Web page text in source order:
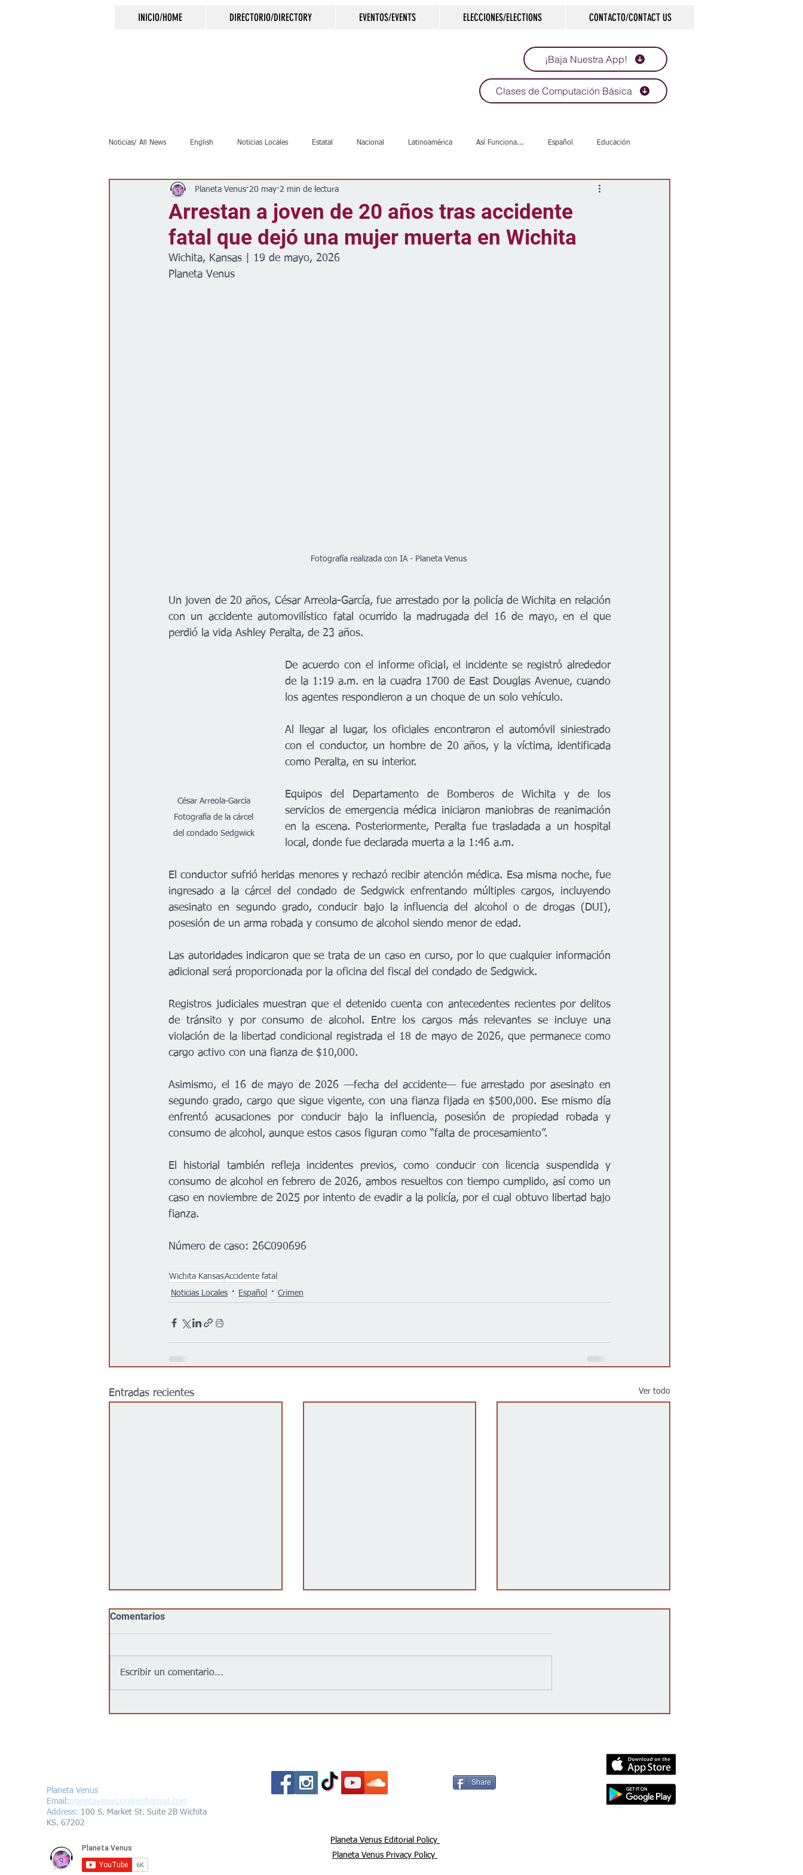
INICIO/HOME DIRECTORIO/DIRECTORY EVENTOS/EVENTS ELECCIONES/ELECTIONS CONTACTO/CONTACT US
¡Baja Nuestra App!
Clases de Computación Básica
Noticias/ All News English Noticias Locales Estatal Nacional Latinoamérica Así Funciona... Español Educación
Inmigración Crimen Negocios Salud Arte & Cultura
Clima Vivienda Escuelas Calles Desamparados Carreteras Comunidad Historias que inspiran
Arrestan a joven de 20 años tras accidente
fatal que dejó una mujer muerta en Wichita
Planeta Venus 20 may 2 min de lectura
Wichita, Kansas | 19 de mayo, 2026
Planeta Venus
Fotografía realizada con IA - Planeta Venus
Un joven de 20 años, César Arreola-García, fue arrestado por la policía de Wichita en relación
con un accidente automovilístico fatal ocurrido la madrugada del 16 de mayo, en el que
perdió la vida Ashley Peralta, de 23 años.
César Arreola-García
Fotografía de la cárcel
del condado Sedgwick
De acuerdo con el informe oficial, el incidente se registró alrededor
de la 1:19 a.m. en la cuadra 1700 de East Douglas Avenue, cuando
los agentes respondieron a un choque de un solo vehículo.
Al llegar al lugar, los oficiales encontraron el automóvil siniestrado
con el conductor, un hombre de 20 años, y la víctima, identificada
como Peralta, en su interior.
Equipos del Departamento de Bomberos de Wichita y de los
servicios de emergencia médica iniciaron maniobras de reanimación
en la escena. Posteriormente, Peralta fue trasladada a un hospital
local, donde fue declarada muerta a la 1:46 a.m.
El conductor sufrió heridas menores y rechazó recibir atención médica. Esa misma noche, fue
ingresado a la cárcel del condado de Sedgwick enfrentando múltiples cargos, incluyendo
asesinato en segundo grado, conducir bajo la influencia del alcohol o de drogas (DUI),
posesión de un arma robada y consumo de alcohol siendo menor de edad.
Las autoridades indicaron que se trata de un caso en curso, por lo que cualquier información
adicional será proporcionada por la oficina del fiscal del condado de Sedgwick.
Registros judiciales muestran que el detenido cuenta con antecedentes recientes por delitos
de tránsito y por consumo de alcohol. Entre los cargos más relevantes se incluye una
violación de la libertad condicional registrada el 18 de mayo de 2026, que permanece como
cargo activo con una fianza de $10,000.
Asimismo, el 16 de mayo de 2026 —fecha del accidente— fue arrestado por asesinato en
segundo grado, cargo que sigue vigente, con una fianza fijada en $500,000. Ese mismo día
enfrentó acusaciones por conducir bajo la influencia, posesión de propiedad robada y
consumo de alcohol, aunque estos casos figuran como “falta de procesamiento”.
El historial también refleja incidentes previos, como conducir con licencia suspendida y
consumo de alcohol en febrero de 2026, ambos resueltos con tiempo cumplido, así como un
caso en noviembre de 2025 por intento de evadir a la policía, por el cual obtuvo libertad bajo
fianza.
Número de caso: 26C090696
Wichita KansasAccidente fatal
Noticias Locales
Español Crimen
Entradas recientes Ver todo
brote de salmonela en EEUU
las Primarias de 2026 y Mira
interrupciones en la venta de
Comentarios
Escribir un comentario...
Planeta Venus
Email:planetavenus.online@gmail.com
Address: 100 S. Market St. Suite 2B Wichita
KS. 67202
Share
Planeta Venus Privacy Policy
Planeta Venus Editorial Policy